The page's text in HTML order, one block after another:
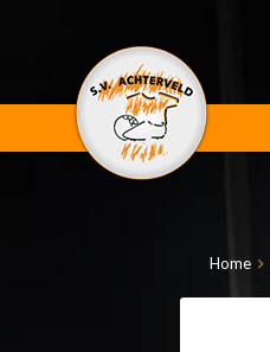
Home